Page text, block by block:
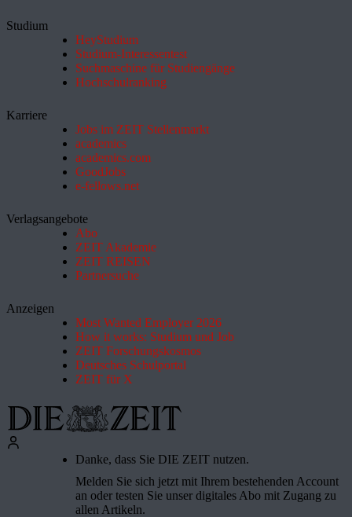
Studium
HeyStudium
Studium-Interessentest
Suchmaschine für Studiengänge
Hochschulranking
Karriere
Jobs im ZEIT Stellenmarkt
academics
academics.com
GoodJobs
e-fellows.net
Verlagsangebote
Abo
ZEIT Akademie
ZEIT REISEN
Partnersuche
Anzeigen
Most Wanted Employer 2026
How it works: Studium und Job
ZEIT Forschungskosmos
Deutsches Schulportal
ZEIT für X
Danke, dass Sie DIE ZEIT nutzen.
Melden Sie sich jetzt mit Ihrem bestehenden Account
an oder testen Sie unser digitales Abo mit Zugang zu
allen Artikeln.